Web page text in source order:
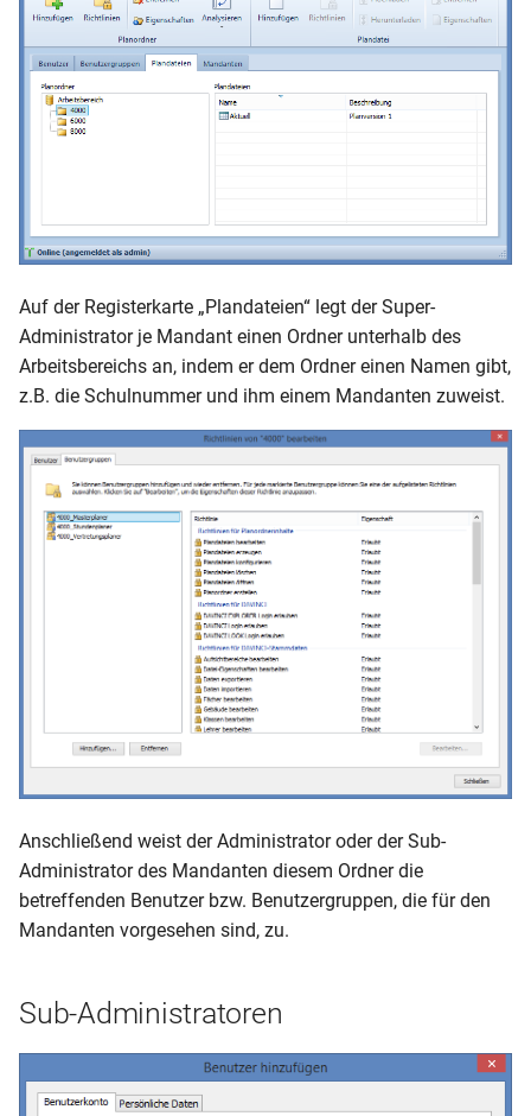
Auf der Registerkarte „Plandateien“ legt der Super-
Administrator je Mandant einen Ordner unterhalb des
Arbeitsbereichs an, indem er dem Ordner einen Namen gibt,
z.B. die Schulnummer und ihm einem Mandanten zuweist.
Anschließend weist der Administrator oder der Sub-
Administrator des Mandanten diesem Ordner die
betreffenden Benutzer bzw. Benutzergruppen, die für den
Mandanten vorgesehen sind, zu.
Sub-Administratoren